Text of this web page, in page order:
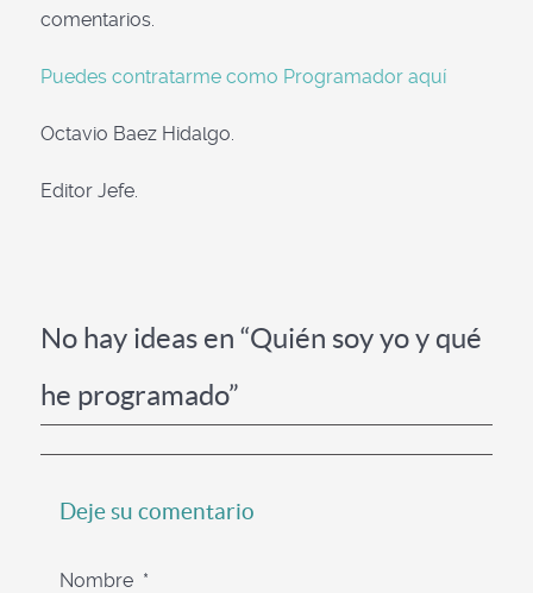
comentarios.
Puedes contratarme como Programador aquí
Octavio Baez Hidalgo.
Editor Jefe.
No hay ideas en “Quién soy yo y qué
he programado”
Deje su comentario
Nombre *